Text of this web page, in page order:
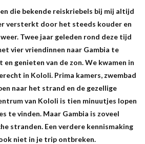
die bekende reiskriebels bij mij altijd
versterkt door het steeds kouder en
Twee jaar geleden rond deze tijd
vier vriendinnen naar Gambia te
en genieten van de zon. We kwamen in
in Kololi. Prima kamers, zwembad
naar het strand en de gezellige
van Kololi is tien minuutjes lopen
te vinden. Maar Gambia is zoveel
stranden. Een verdere kennismaking
niet in je trip ontbreken.